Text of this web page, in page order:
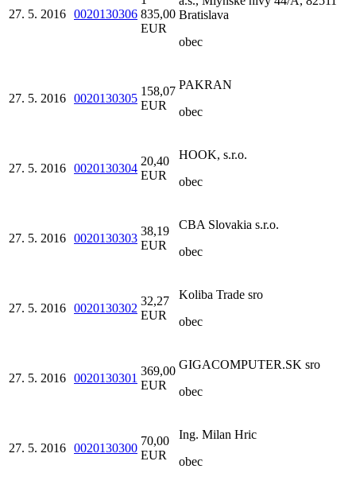
27. 5. 2016 0020130306 835,00
EUR
Bratislava
obec
27. 5. 2016 0020130305
158,07
EUR
PAKRAN
obec
27. 5. 2016 0020130304
20,40
EUR
HOOK, s.r.o.
obec
27. 5. 2016 0020130303
38,19
EUR
CBA Slovakia s.r.o.
obec
27. 5. 2016 0020130302
32,27
EUR
Koliba Trade sro
obec
27. 5. 2016 0020130301
369,00
EUR
GIGACOMPUTER.SK sro
obec
27. 5. 2016 0020130300
70,00
EUR
Ing. Milan Hric
obec